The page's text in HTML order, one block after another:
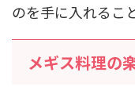
のを手に入れるこ
メギス料理の